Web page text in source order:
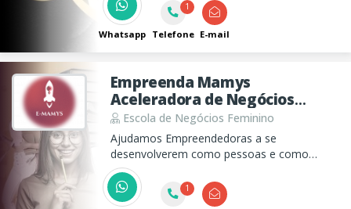
Whatsapp
1
Telefone E-mail
Empreenda Mamys
Aceleradora de Negócios
Femininos
Escola de Negócios Feminino
Ajudamos Empreendedoras a se
desenvolverem como pessoas e como
negócios para se tornarem protagonistas da
sua história e lideres emocionalmente e
profissionalmente.
1